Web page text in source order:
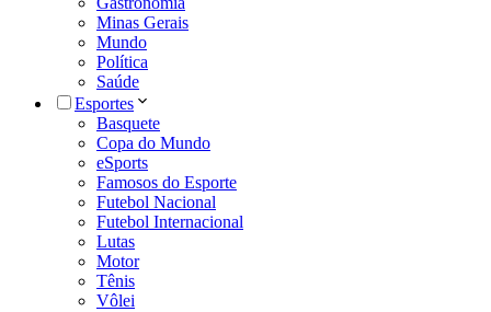
Minas Gerais
Mundo
Política
Saúde
Esportes
Basquete
Copa do Mundo
eSports
Famosos do Esporte
Futebol Nacional
Futebol Internacional
Lutas
Motor
Tênis
Vôlei